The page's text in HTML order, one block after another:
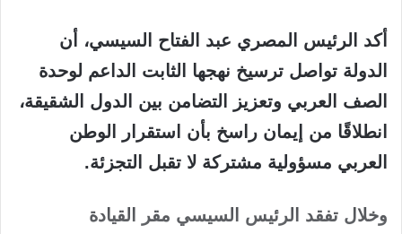
أكد الرئيس المصري عبد الفتاح السيسي، أن
الدولة تواصل ترسيخ نهجها الثابت الداعم لوحدة
الصف العربي وتعزيز التضامن بين الدول الشقيقة،
انطلاقًا من إيمان راسخ بأن استقرار الوطن
العربي مسؤولية مشتركة لا تقبل التجزئة.
وخلال تفقد الرئيس السيسي مقر القيادة